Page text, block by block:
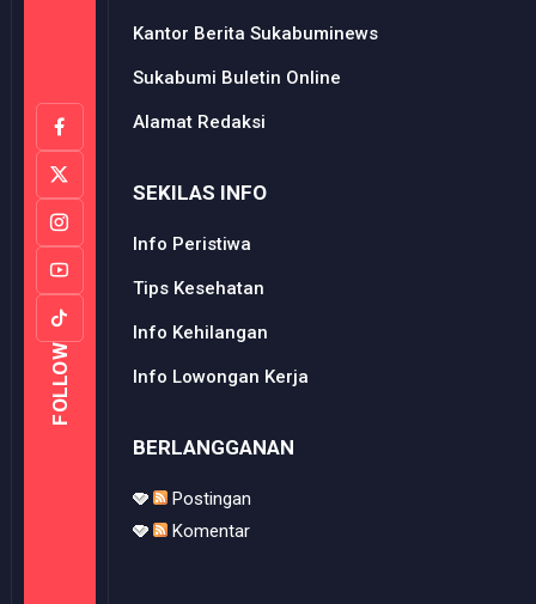
FOLLOW
Kantor Berita Sukabuminews
Sukabumi Buletin Online
Alamat Redaksi
SEKILAS INFO
Info Peristiwa
Tips Kesehatan
Info Kehilangan
Info Lowongan Kerja
BERLANGGANAN
Postingan
Komentar